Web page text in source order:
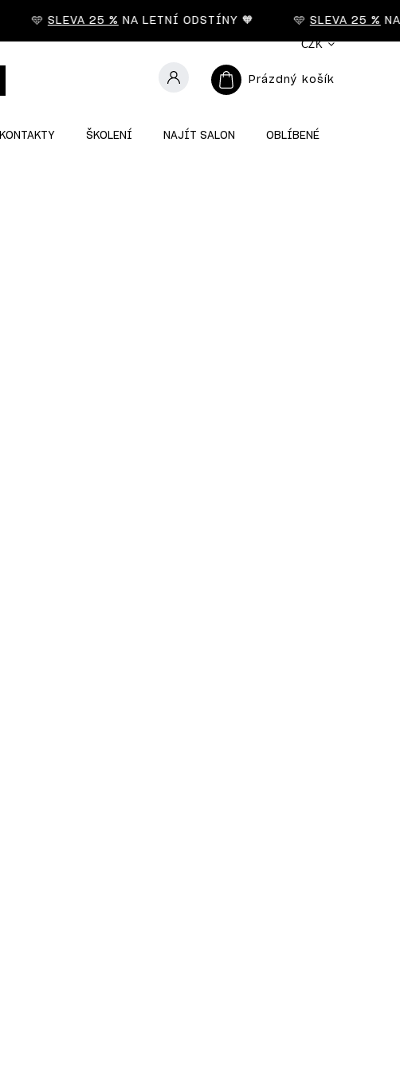
SLEVA 25 %NA LETNÍ ODSTÍNY 🧡 SLEVA 25 %NA
CZK
Prázdný košík
KONTAKTY ŠKOLENÍ NAJÍT SALON OBLÍBENÉ